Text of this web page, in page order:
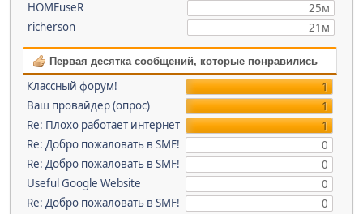
HOMEuseR
25м
richerson
21м
Первая десятка сообщений, которые понравились
Классный форум!
1
Ваш провайдер (опрос)
1
Re: Плохо работает интернет
1
Re: Добро пожаловать в SMF!
0
Re: Добро пожаловать в SMF!
0
Useful Google Website
0
Re: Добро пожаловать в SMF!
0